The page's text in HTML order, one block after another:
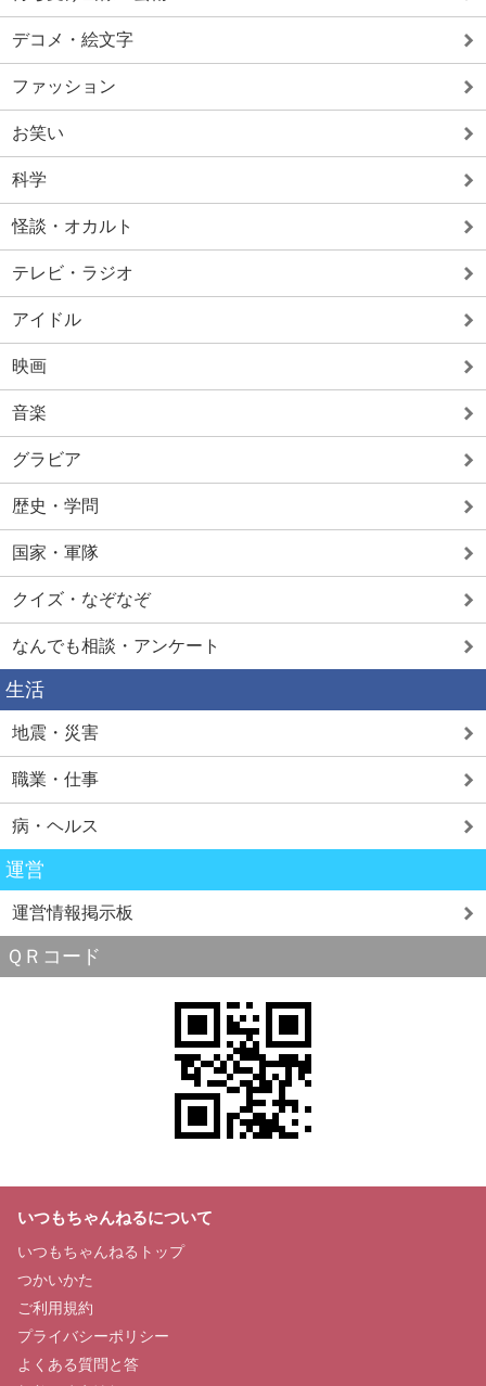
デコメ・絵文字
ファッション
お笑い
科学
怪談・オカルト
テレビ・ラジオ
アイドル
映画
音楽
グラビア
歴史・学問
国家・軍隊
クイズ・なぞなぞ
なんでも相談・アンケート
生活
地震・災害
職業・仕事
病・ヘルス
運営
運営情報掲示板
ＱＲコード
いつもちゃんねるについて
いつもちゃんねるトップ
つかいかた
ご利用規約
プライバシーポリシー
よくある質問と答